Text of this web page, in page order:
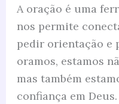
A oração é uma
nos permite
pedir orientação e
oramos, estamos
mas também
confiança em